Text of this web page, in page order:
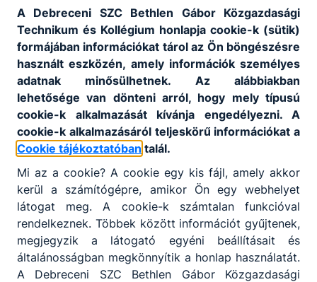
Pályaválasztási Nyílt Nap ESEMÉNY
2022. október 13.
Időpont: 2022. okt. 13. 10:00
12:00
Kedves 8-os diákok!
Intézményünk az idei évben is megszervezi aNyílt
Napot, melynek keretében bepillantást kaphatnak
a jelentkezők képzési kínálatunkba és az
iskolában folyó oktató-nevelő munkába.
A Debreceni SZC Bethlen Gábor Közgazdasági
Technikum és Kollégium honlapja cookie-k (sütik)
formájában információkat tárol az Ön böngészésre
használt eszközén, amely információk személyes
adatnak minősülhetnek. Az alábbiakban
lehetősége van dönteni arról, hogy mely típusú
cookie-k alkalmazását kívánja engedélyezni. A
cookie-k alkalmazásáról teljeskörű információkat a
Cookie tájékoztatóban talál.
Mi az a cookie? A cookie egy kis fájl, amely akkor
kerül a számítógépre, amikor Ön egy webhelyet
látogat meg. A cookie-k számtalan funkcióval
rendelkeznek. Többek között információt gyűjtenek,
megjegyzik a látogató egyéni beállításait és
általánosságban megkönnyítik a honlap használatát.
A Debreceni SZC Bethlen Gábor Közgazdasági